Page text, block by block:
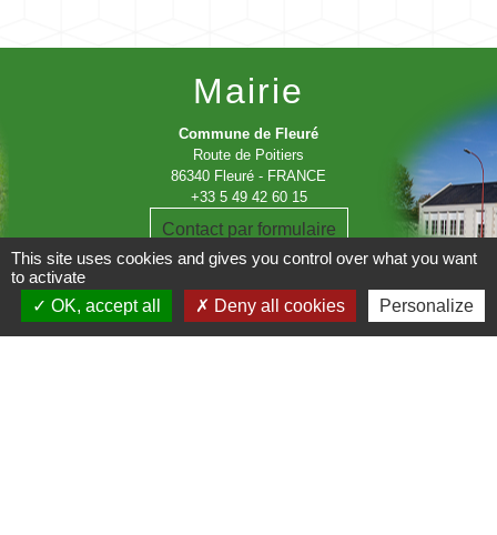
Mairie
Commune de Fleuré
Route de Poitiers
86340 Fleuré - FRANCE
+33 5 49 42 60 15
Contact par formulaire
This site uses cookies and gives you control over what you want
to activate
OK, accept all
Deny all cookies Personalize